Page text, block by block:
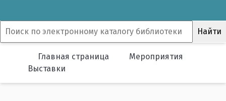
Главная страница
Мероприятия
Выставки